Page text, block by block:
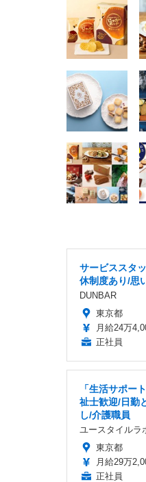
サービススタ
休制度あり/思
DUNBAR
東京都
月給24万
正社員
「生活サポー
祉士歓迎/日勤
し/介護職員
ユースタイルラ
東京都
月給29万
正社員